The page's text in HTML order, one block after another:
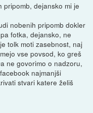
pripomb, dejansko mi je
nobenih pripomb dokler
fotka, dejansko, ne
tolk moti zasebnost, naj
vse povsod, ko greš
ne govorimo o nadzoru,
najmanjši
stvari katere želiš